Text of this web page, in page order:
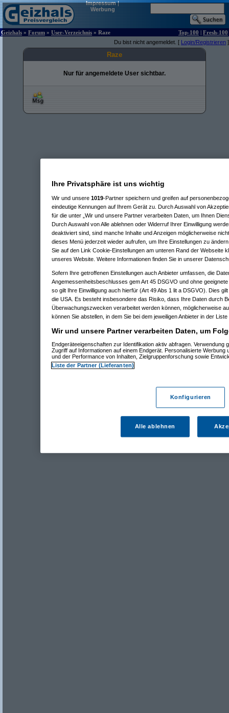
Impressum|
Werbung
Geizhals » Forum » User-Verzeichnis » Raze Top-100 | Fresh-100
Du bist nicht angemeldet. [ Login/Registrieren ]
Raze
Nur für angemeldete User sichtbar.
Ihre Privatsphäre ist uns wichtig
Wir und unsere 1019-Partner speichern und greifen auf
eindeutige Kennungen auf Ihrem Gerät zu. Durch Auswahl von
für die unter „Wir und unsere Partner verarbeiten Daten, um Ihnen
Durch Auswahl von Alle ablehnen oder Widerruf Ihrer Einwilligung
deaktiviert sind, sind manche Inhalte und Anzeigen möglicherweise
dieses Menü jederzeit wieder aufrufen, um Ihre Einstellungen zu
Sie auf den Link Cookie-Einstellungen am unteren Rand der Webseite
unseres Website. Weitere Informationen finden Sie in unserer
Sofern Ihre getroffenen Einstellungen auch Anbieter umfassen, die
Angemessenheitsbeschlusses gem Art 45 DSGVO und ohne
so gilt Ihre Einwilligung auch hierfür (Art 49 Abs 1 lit a DSGVO). Dies
die USA. Es besteht insbesondere das Risiko, dass Ihre Daten durch
Überwachungszwecken verarbeitet werden können, möglicherweise
können Sie abstellen, in dem Sie bei dem jeweiligen Anbieter in der
Wir und unsere Partner verarbeiten Daten, um
Endgeräteeigenschaften zur Identifikation aktiv abfragen. Verwendung
Zugriff auf Informationen auf einem Endgerät. Personalisierte Werbung
und der Performance von Inhalten, Zielgruppenforschung sowie
Liste der Partner (Lieferanten)
Konfigurieren
Alle ablehnen